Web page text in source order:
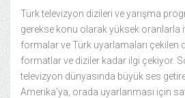
Türk televizyon dizileri ve yarışma
gerekse konu olarak yüksek oranlarla
formalar ve Türk uyarlamaları çekilen
formatlar ve diziler kadar ilgi çekiyor.
televizyon dünyasında büyük ses
Amerika’ya, orada uyarlanması için